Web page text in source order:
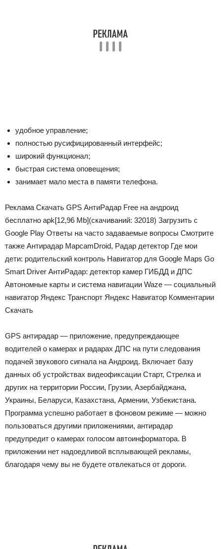
удобное управление;
полностью русифицированный интерфейс;
широкий функционал;
быстрая система оповещения;
занимает мало места в памяти телефона.
Реклама Скачать GPS АнтиРадар Free на андроид
бесплатно apk[12,96 Mb](cкачиваний: 32018) Загрузить с
Google Play Ответы на часто задаваемые вопросы Смотрите
также Антирадар MapcamDroid, Радар детектор Где мои
дети: родительский контроль Навигатор для Google Maps Go
Smart Driver АнтиРадар: детектор камер ГИБДД и ДПС
Автономные карты и система навигации Waze — социальный
навигатор Яндекс Транспорт Яндекс Навигатор Комментарии
Скачать
GPS антирадар — приложение, предупреждающее
водителей о камерах и радарах ДПС на пути следования
подачей звукового сигнала на Андроид. Включает базу
данных об устройствах видеофиксации Старт, Стрелка и
других на территории России, Грузии, Азербайджана,
Украины, Беларуси, Казахстана, Армении, Узбекистана.
Программа успешно работает в фоновом режиме — можно
пользоваться другими приложениями, антирадар
предупредит о камерах голосом автоинформатора. В
приложении нет надоедливой всплывающей рекламы,
благодаря чему вы не будете отвлекаться от дороги.